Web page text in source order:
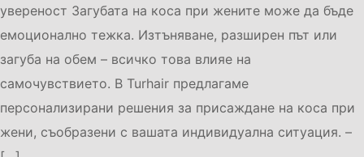
увереност Загубата на коса при жените може да бъде
емоционално тежка. Изтъняване, разширен път или
загуба на обем – всичко това влияе на
самочувствието. В Turhair предлагаме
персонализирани решения за присаждане на коса при
жени, съобразени с вашата индивидуална ситуация. –